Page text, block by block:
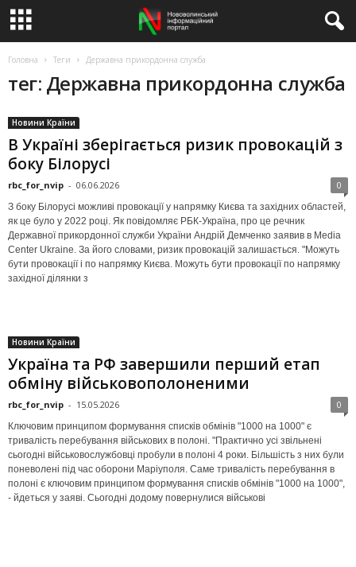
Головна Теги Державна прикордонна служба
тег: Державна прикордонна служба
Новини Країни
В Україні зберігається ризик провокацій з
боку Білорусі
rbc_for_nvip - 06.06.2026 0
З боку Білорусі можливі провокації у напрямку Києва та західних областей,
як це було у 2022 році. Як повідомляє РБК-Україна, про це речник
Державної прикордонної служби України Андрій Демченко заявив в Media
Center Ukraine. За його словами, ризик провокацій залишається. "Можуть
бути провокації і по напрямку Києва. Можуть бути провокації по напрямку
західної ділянки з
Новини Країни
Україна та РФ завершили перший етап
обміну військовополоненими
rbc_for_nvip - 15.05.2026 0
Ключовим принципом формування списків обмінів "1000 на 1000" є
тривалість перебування військових в полоні. "Практично усі звільнені
сьогодні військовослужбовці пробули в полоні 4 роки. Більшість з них були
поневолені під час оборони Маріуполя. Саме тривалість перебування в
полоні є ключовим принципом формування списків обмінів "1000 на 1000",
- йдеться у заяві. Сьогодні додому повернулися військові